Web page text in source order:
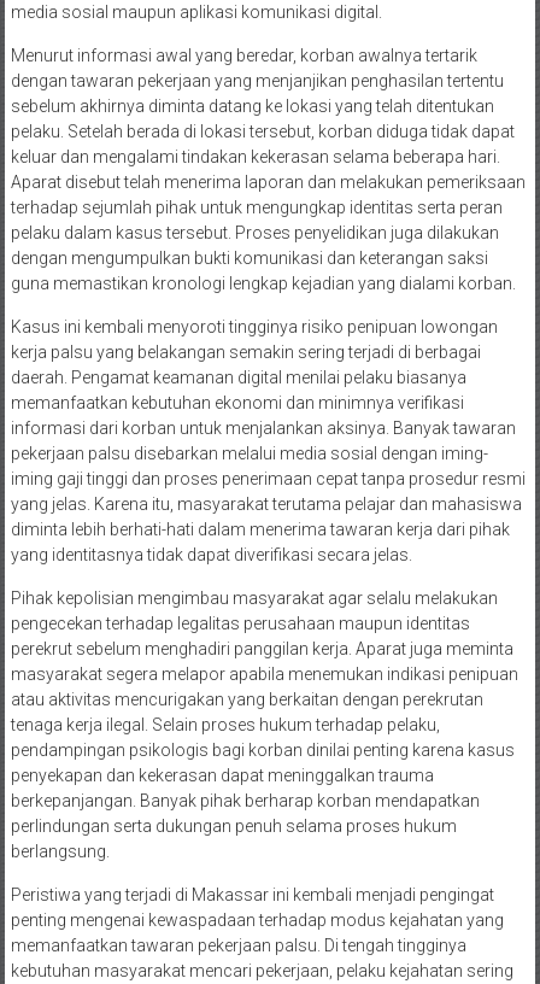
media sosial maupun aplikasi komunikasi digital.
Menurut informasi awal yang beredar, korban awalnya tertarik
dengan tawaran pekerjaan yang menjanjikan penghasilan tertentu
sebelum akhirnya diminta datang ke lokasi yang telah ditentukan
pelaku. Setelah berada di lokasi tersebut, korban diduga tidak dapat
keluar dan mengalami tindakan kekerasan selama beberapa hari.
Aparat disebut telah menerima laporan dan melakukan pemeriksaan
terhadap sejumlah pihak untuk mengungkap identitas serta peran
pelaku dalam kasus tersebut. Proses penyelidikan juga dilakukan
dengan mengumpulkan bukti komunikasi dan keterangan saksi
guna memastikan kronologi lengkap kejadian yang dialami korban.
Kasus ini kembali menyoroti tingginya risiko penipuan lowongan
kerja palsu yang belakangan semakin sering terjadi di berbagai
daerah. Pengamat keamanan digital menilai pelaku biasanya
memanfaatkan kebutuhan ekonomi dan minimnya verifikasi
informasi dari korban untuk menjalankan aksinya. Banyak tawaran
pekerjaan palsu disebarkan melalui media sosial dengan iming-
iming gaji tinggi dan proses penerimaan cepat tanpa prosedur resmi
yang jelas. Karena itu, masyarakat terutama pelajar dan mahasiswa
diminta lebih berhati-hati dalam menerima tawaran kerja dari pihak
yang identitasnya tidak dapat diverifikasi secara jelas.
Pihak kepolisian mengimbau masyarakat agar selalu melakukan
pengecekan terhadap legalitas perusahaan maupun identitas
perekrut sebelum menghadiri panggilan kerja. Aparat juga meminta
masyarakat segera melapor apabila menemukan indikasi penipuan
atau aktivitas mencurigakan yang berkaitan dengan perekrutan
tenaga kerja ilegal. Selain proses hukum terhadap pelaku,
pendampingan psikologis bagi korban dinilai penting karena kasus
penyekapan dan kekerasan dapat meninggalkan trauma
berkepanjangan. Banyak pihak berharap korban mendapatkan
perlindungan serta dukungan penuh selama proses hukum
berlangsung.
Peristiwa yang terjadi di Makassar ini kembali menjadi pengingat
penting mengenai kewaspadaan terhadap modus kejahatan yang
memanfaatkan tawaran pekerjaan palsu. Di tengah tingginya
kebutuhan masyarakat mencari pekerjaan, pelaku kejahatan sering